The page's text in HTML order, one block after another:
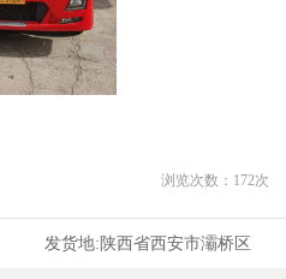
浏览次数： 172次
发货地:陕西省西安市灞桥区